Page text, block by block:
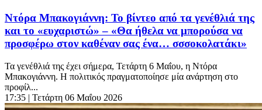
Ντόρα Μπακογιάννη: Το βίντεο από τα γενέθλιά της
και το «ευχαριστώ» – «Θα ήθελα να μπορούσα να
προσφέρω στον καθέναν σας ένα… σσσοκολατάκι»
Τα γενέθλιά της έχει σήμερα, Τετάρτη 6 Μαΐου, η Ντόρα
Μπακογιάννη. Η πολιτικός πραγματοποίησε μία ανάρτηση στο
προφίλ...
17:35 | Τετάρτη 06 Μαΐου 2026